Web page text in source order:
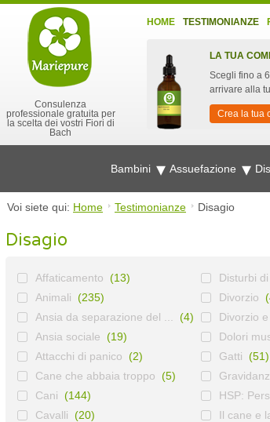
Consulenza
professionale gratuita per
la scelta dei vostri Fiori di
Bach
HOME TESTIMONIANZE
LA TUA
Scegli fino a
arrivare alla
Crea la tua
Bambini Assuefazione
Voi siete qui: Home Testimonianze Disagio
Disagio
Affaticamento (13)
Animali (235)
Ansia da separazione del ...
(4)
Ansia sociale (19)
Attacchi di panico (2)
Cane che abbaia troppo (5)
Cani (144)
Cavalli (20)
Disturbi
Divorzio
Divorzio
Dolori
Gatti (51)
HSP:
Il cane e